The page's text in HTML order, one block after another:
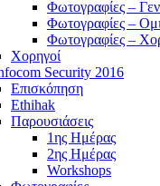
Φωτογραφίες –
Φωτογραφίες –
Φωτογραφίες –
Χορηγοί
Security 2016
Επισκόπηση
Ethihak
Παρουσιάσεις
1ης Ημέρας
2ης Ημέρας
Workshops